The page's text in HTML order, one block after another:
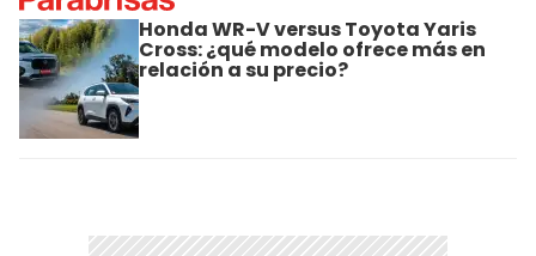
Honda WR-V versus Toyota Yaris
Cross: ¿qué modelo ofrece más en
relación a su precio?